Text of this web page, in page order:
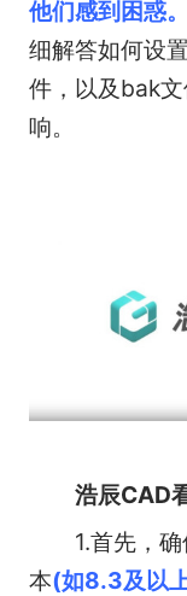
他们感到困惑。
细解答如何设
件，以及bak
响。
浩辰CAD
1.首先，确
本(如8.3及以